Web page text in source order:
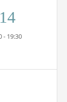
- 19:30